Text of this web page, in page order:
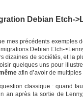
Debian Etch-
mes précédents exemples
Debian Etch-
dizaines de sociétés, et la
quelques uns pour
afin d’avoir de
classique : quand
an après la sortie de